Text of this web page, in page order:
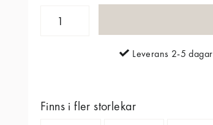
Leverans 2-5 dagar
Finns i fler storlekar